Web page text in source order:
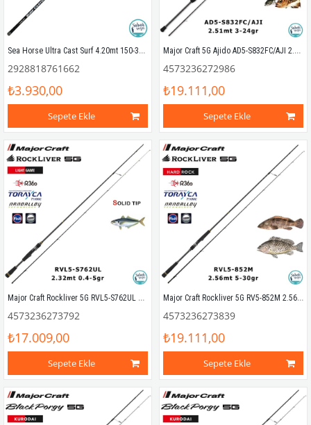
Sea Horse Ultra Cast Surf 4.20mt 150-300gr Teleskopik Surf Kamış
2928818761662
₺3.930,00
Sepete Ekle
Major Craft 5G Ajido AD5-S832FC/AJI 2.51mt 3-24gr (2P) Light Spin Kamış
4573236272986
₺19.111,00
Sepete Ekle
Major Craft Rockliver 5G RVL5-S762UL Solid 2.32mt 0.4-5gr (2P) LRF Kamış
4573236273792
₺17.009,00
Sepete Ekle
Major Craft Rockliver 5G RV5-852M 2.56mt 5-30gr (2P) Spin Kamış
4573236273839
₺19.111,00
Sepete Ekle